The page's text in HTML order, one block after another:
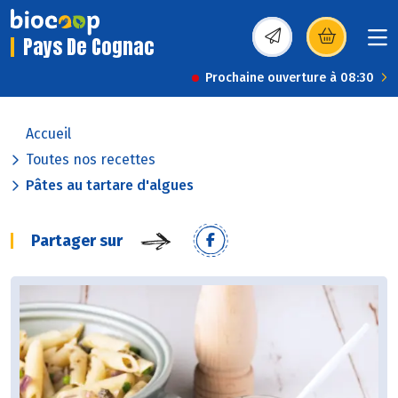
Pays De Cognac (s’ouvre dans une
Prochaine ouverture à 08:30
Accueil
Toutes nos recettes
Pâtes au tartare d'algues
Partager sur